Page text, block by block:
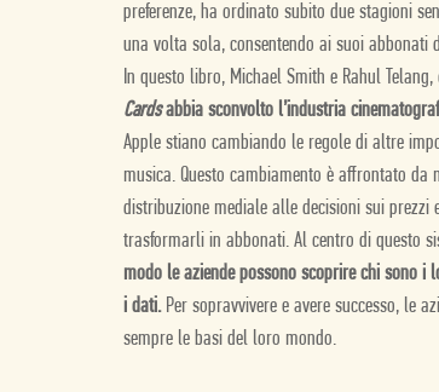
preferenze, ha ordinato subito due stagioni
una volta sola, consentendo ai suoi
In questo libro, Michael Smith e Rahul
Cardsabbia sconvolto l’industria
Apple stiano cambiando le regole di altre
musica. Questo cambiamento è affrontato
distribuzione mediale alle decisioni sui
trasformarli in abbonati. Al centro di questo
modo le aziende possono scoprire chi sono
i dati.Per sopravvivere e avere successo, le
sempre le basi del loro mondo.